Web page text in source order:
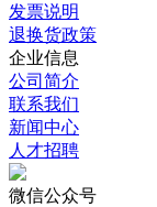
发票说明
退换货政策
企业信息
公司简介
联系我们
新闻中心
人才招聘
微信公众号